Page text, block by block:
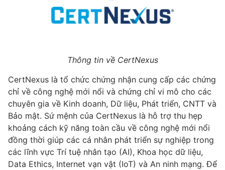
Thông tin về CertNexus
CertNexus là tổ chức chứng nhận cung cấp các chứng
chỉ về công nghệ mới nổi và chứng chỉ vi mô cho các
chuyên gia về Kinh doanh, Dữ liệu, Phát triển, CNTT và
Bảo mật. Sứ mệnh của CertNexus là hỗ trợ thu hẹp
khoảng cách kỹ năng toàn cầu về công nghệ mới nổi
đồng thời giúp các cá nhân phát triển sự nghiệp trong
các lĩnh vực Trí tuệ nhân tạo (AI), Khoa học dữ liệu,
Data Ethics, Internet vạn vật (IoT) và An ninh mạng. Để